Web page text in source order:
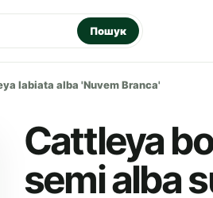
Пошук
labiata alba 'Nuvem Branca'
Cattleya
semi alba